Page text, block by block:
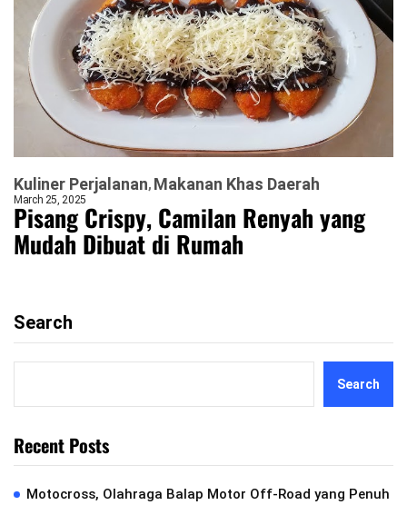
Kuliner Perjalanan Makanan Khas Daerah
March 25, 2025
Pisang Crispy, Camilan Renyah yang
Mudah Dibuat di Rumah
Search
Search
Recent Posts
Motocross, Olahraga Balap Motor Off-Road yang Penuh